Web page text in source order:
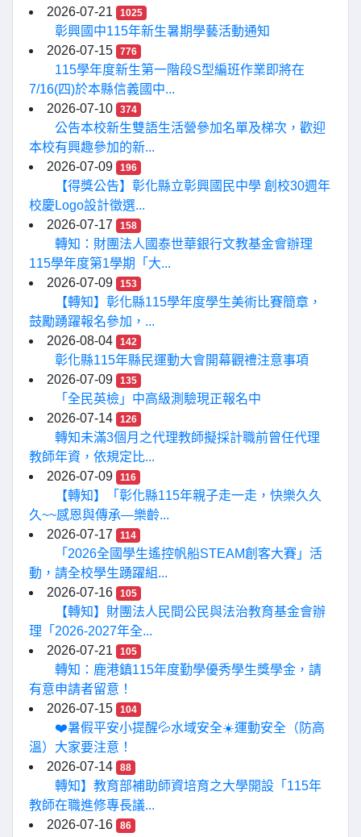
2026-07-21
1025
彰興國中115年新生暑期學藝活動通知
2026-07-15
776
115學年度新生第一階段S型編班作業即將在
7/16(四)於本縣信義國中...
2026-07-10
374
公告本校新生雙語生活營參加名單及梯次，歡迎
本校有興趣參加的新...
2026-07-09
196
【得獎公告】彰化縣立彰興國民中學 創校30週年
校慶Logo設計徵選...
2026-07-17
158
轉知：財團法人國泰世華銀行文教基金會辦理
115學年度第1學期「大...
2026-07-09
153
【轉知】彰化縣115學年度學生美術比賽簡章，
鼓勵踴躍報名參加，...
2026-08-04
142
彰化縣115年縣民運動大會開幕觀禮注意事項
2026-07-09
135
「全民英檢」中高級測驗現正報名中
2026-07-14
126
轉知未滿3個月之代理教師擬採計職前曾任代理
教師年資，依規定比...
2026-07-09
116
【轉知】「彰化縣115年親子走一走，快樂久久
久~~感恩與傳承—樂齡...
2026-07-17
114
「2026全國學生遙控帆船STEAM創客大賽」活
動，請全校學生踴躍組...
2026-07-16
105
【轉知】財團法人民間公民與法治教育基金會辦
理「2026-2027年全...
2026-07-21
105
轉知：鹿港鎮115年度勤學優秀學生獎學金，請
有意申請者留意！
2026-07-15
104
❤️暑假平安小提醒💦水域安全☀️運動安全（防高
溫）大家要注意！
2026-07-14
88
轉知】教育部補助師資培育之大學開設「115年
教師在職進修專長議...
2026-07-16
86